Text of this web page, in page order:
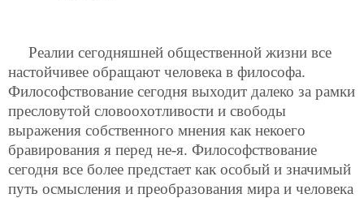
Реалии сегодняшней общественной жизни все
настойчивее обращают человека в философа.
Философствование сегодня выходит далеко за рамки
пресловутой словоохотливости и свободы
выражения собственного мнения как некоего
бравирования я перед не-я. Философствование
сегодня все более предстает как особый и значимый
путь осмысления и преобразования мира и человека